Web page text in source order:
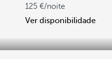
125
/noite
Ver disponibilidade